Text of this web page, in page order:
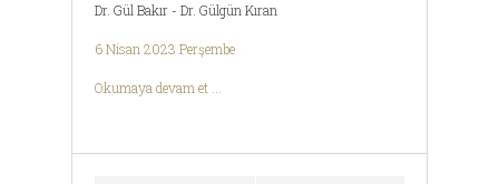
Dr. Gül Bakır - Dr. Gülgün Kıran
6 Nisan 2023 Perşembe
Okumaya devam et ...